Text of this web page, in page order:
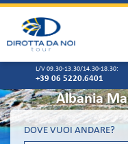
L/V 09.30-13.30/14.30-18.30:
+39 06 5220.6401
Albania
DOVE VUOI ANDARE?